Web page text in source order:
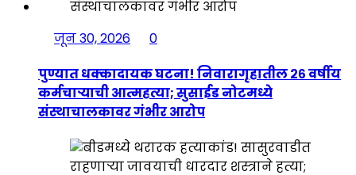
जून 30, 2026
0
पुण्यात धक्कादायक घटना! निवारागृहातील २६ वर्षीय
कर्मचाऱ्याची आत्महत्या; सुसाईड नोटमध्ये
संस्थाचालकावर गंभीर आरोप